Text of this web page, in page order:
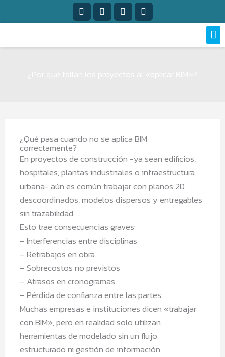
Facebook-
f
Instagram
Linkedin-
in
Tiktok
¿Qué pasa cuando no se aplica BIM
correctamente?
En proyectos de construcción -ya sean edificios,
hospitales, plantas industriales o infraestructura
urbana- aún es común trabajar con planos 2D
descoordinados, modelos dispersos y entregables
sin trazabilidad.
Esto trae consecuencias graves:
– Interferencias entre disciplinas
– Retrabajos en obra
– Sobrecostos no previstos
– Atrasos en cronogramas
– Pérdida de confianza entre las partes
Muchas empresas e instituciones dicen «trabajar
con BIM», pero en realidad solo utilizan
herramientas de modelado sin un flujo
estructurado ni gestión de información.